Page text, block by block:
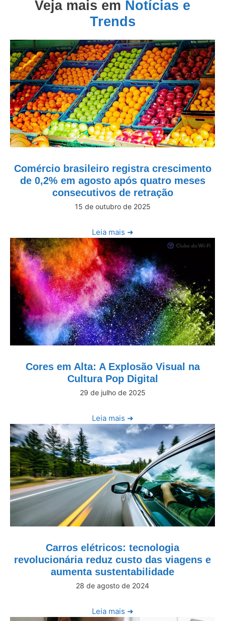
Veja mais em Notícias e
Trends
Comércio brasileiro registra crescimento
de 0,2% em agosto após quatro meses
consecutivos de retração
15 de outubro de 2025
Leia mais ➜
Cores em Alta: A Explosão Visual na
Cultura Pop Digital
29 de julho de 2025
Leia mais ➜
Carros elétricos: tecnologia
revolucionária reduz custo das viagens e
aumenta sustentabilidade
28 de agosto de 2024
Leia mais ➜